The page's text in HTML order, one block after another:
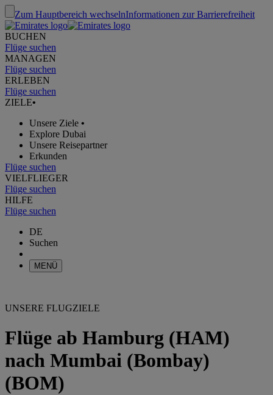
Zum Hauptbereich wechselnInformationen zur Barrierefreiheit
BUCHEN
Flüge suchen
MANAGEN
Flüge suchen
ERLEBEN
Flüge suchen
ZIELE•
Unsere Ziele •
Explore Dubai
Unsere Reisepartner
Erkunden
Flüge suchen
VIELFLIEGER
Flüge suchen
HILFE
Flüge suchen
DE
Suchen
MENÜ
UNSERE FLUGZIELE
Flüge ab Hamburg (HAM)
nach Mumbai (Bombay)
(BOM)